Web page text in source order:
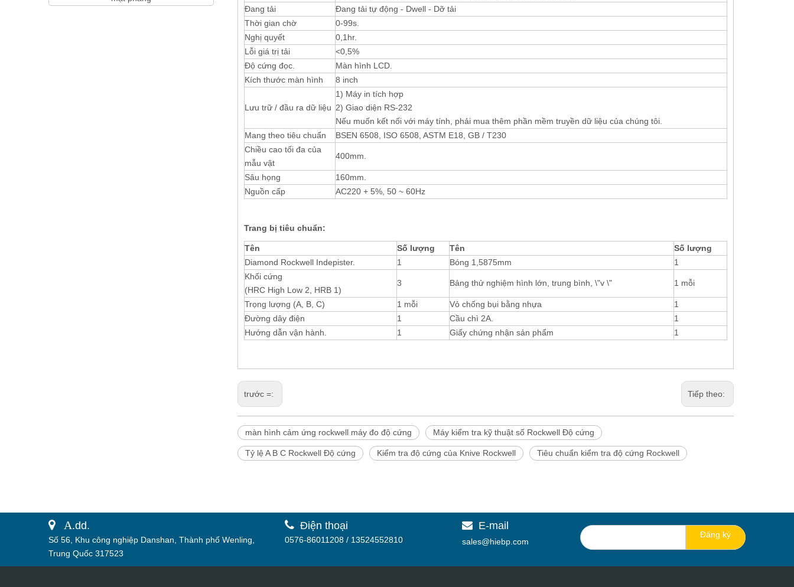
Đang tải
Đang tải tự động - Dwell - Dỡ tải
Thời gian chờ
0-99s.
Nghị quyết
0,1hr.
Lỗi giá trị tải
<0,5%
Độ cứng đọc.
Màn hình LCD.
Kích thước màn hình
8 inch
Lưu trữ / đầu ra dữ liệu
1) Máy in tích hợp
2) Giao diện RS-232
Nếu muốn kết nối với máy tính, phải mua thêm phần mềm truyền dữ liệu của chúng tôi.
Mang theo tiêu chuẩn
BSEN 6508, ISO 6508, ASTM E18, GB / T230
Chiều cao tối đa của
mẫu vật
400mm.
Sâu họng
160mm.
Nguồn cấp
AC220 + 5%, 50 ~ 60Hz
Trang bị tiêu chuẩn:
Tên Số lượng Tên
Số lượng
Diamond Rockwell Indepister.
1 Bóng 1,5875mm
1
Khối cứng
(HRC High Low 2, HRB 1)
3 Bảng thử nghiệm hình lớn, trung bình, \"v \" 1 mỗi
Trọng lượng (A, B, C) 1 mỗi Vỏ chống bụi bằng nhựa
1
Đường dây điện
1 Cầu chì 2A.
1
Hướng dẫn vận hành.
1 Giấy chứng nhận sản phẩm 1
trước =: Tiếp theo:
màn hình cảm ứng rockwell máy đo độ cứng Máy kiểm tra kỹ thuật số Rockwell Độ cứng
Tỷ lệ A B C Rockwell Độ cứng Kiểm tra độ cứng của Knive Rockwell Tiêu chuẩn kiểm tra độ cứng Rockwell
 A.dd.
Số 56, Khu công nghiệp Danshan, Thành phố Wenling,
Trung Quốc 317523
 Điện thoại
0576-86011208 / 13524552810
 E-mail
sales@hiebp.com
Đăng ký